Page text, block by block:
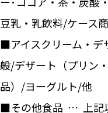
豆乳・乳飲料/ケース
■アイスクリーム・
般/デザート（プリン
品）/ヨーグルト/他
■その他食品 … 上記